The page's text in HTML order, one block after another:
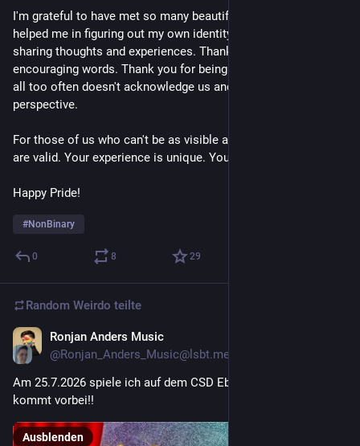
I'm grateful to have met so many beautiful people here who
helped me in figuring out my own identity. Thank you for
sharing thoughts and experiences. Thank you for kind and
encouraging words. Thank you for being visible in a world that
all too often doesn't acknowledge us and shuts out our
perspective.
For those of us who can't be as visible as they want to be: you
are valid. Your experience is unique. You are beautiful.
Happy Pride!
#NonBinary
0 8 29
Random Weirdo teilte
Ronjan Anders Music
@Ronjan_Anders_Music@lsbt.me
Am 25.7.2026 spiele ich auf dem CSD Ebersberg! 🏳️‍⚧️🏳️‍🌈💪❤️
kommt vorbei!!
Ausblenden